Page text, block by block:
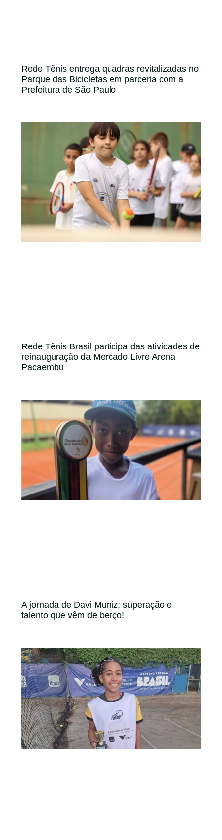
Rede Tênis entrega quadras revitalizadas no
Parque das Bicicletas em parceria com a
Prefeitura de São Paulo
Rede Tênis Brasil participa das atividades de
reinauguração da Mercado Livre Arena
Pacaembu
A jornada de Davi Muniz: superação e
talento que vêm de berço!